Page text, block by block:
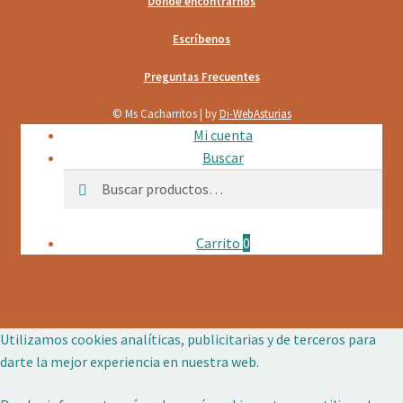
Escríbenos
Preguntas Frecuentes
© Ms Cacharritos | byDi-WebAsturias
Mi cuenta
Buscar
por:
Carrito 0
Utilizamos cookies analíticas, publicitarias y de terceros para
darte la mejor experiencia en nuestra web.